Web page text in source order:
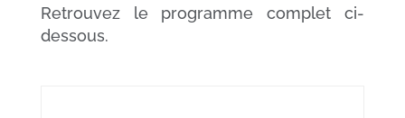
Retrouvez le programme complet ci-
dessous.